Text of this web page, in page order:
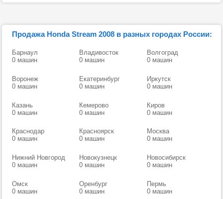
Продажа Honda Stream 2008 в разных городах России:
Барнаул
0 машин
Владивосток
0 машин
Волгоград
0 машин
Воронеж
0 машин
Екатеринбург
0 машин
Иркутск
0 машин
Казань
0 машин
Кемерово
0 машин
Киров
0 машин
Краснодар
0 машин
Красноярск
0 машин
Москва
0 машин
Нижний Новгород
0 машин
Новокузнецк
0 машин
Новосибирск
0 машин
Омск
0 машин
Оренбург
0 машин
Пермь
0 машин